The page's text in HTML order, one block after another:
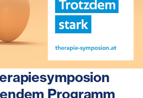
Programm